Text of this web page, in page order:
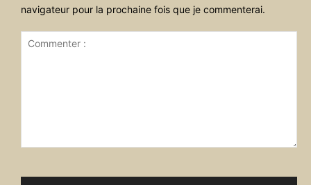
navigateur pour la prochaine fois que je commenterai.